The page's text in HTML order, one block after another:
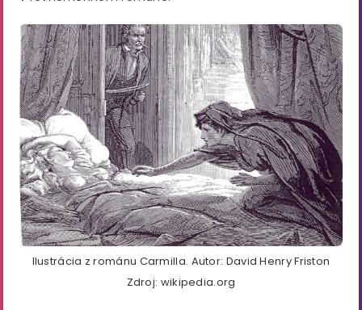
Ilustrácia z románu Carmilla. Autor: David Henry Friston
Zdroj: wikipedia.org